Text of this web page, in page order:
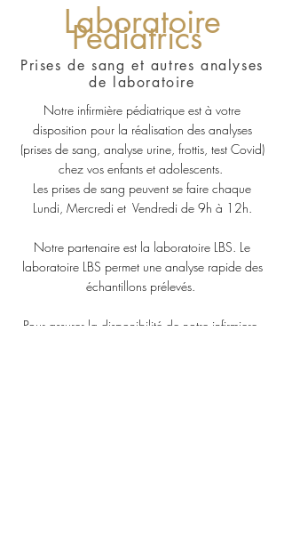
Laboratoire
Pediatrics
Prises de sang et autres analyses
de laboratoire
Notre infirmière pédiatrique est à votre
disposition pour la réalisation des analyses
(prises de sang, analyse urine, frottis, test Covid)
chez vos enfants et adolescents.
Les prises de sang peuvent se faire chaque
Lundi, Mercredi et Vendredi de 9h à 12h.
Notre partenaire est la laboratoire LBS. Le
laboratoire LBS permet une analyse rapide des
échantillons prélevés.
Pour assurer la disponibilité de notre infirmiere,